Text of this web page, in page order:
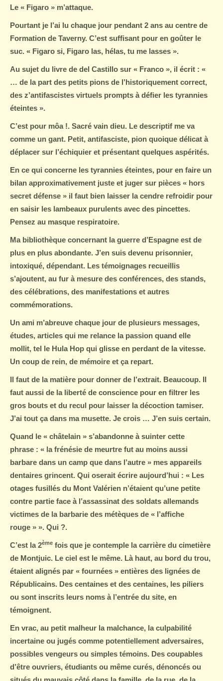
Le « Figaro » m’attaque.
Pourtant je l’ai lu chaque jour pendant 2 ans au centre de
Formation de Taverny. C’est suffisant pour en goûter le
suc. « Figaro si, Figaro las, hélas, tu me lasses ».
Au sujet du livre de del Castillo sur « Franco », il écrit : «
… de la part des petits pions de l’historiquement correct,
des z’antifascistes virtuels prompts à défier les tyrannies
éteintes ».
C’est pour môa !. Sacré vain dieu. Le descriptif me va
comme un gant. Petit, antifasciste, pion quoique délicat à
déplacer sur l’échiquier et présentant quelques aspérités.
En ce qui concerne les tyrannies éteintes, pour en faire un
bilan approximativement juste et juger sur pièces « hors
secret défense » il faut bien laisser la cendre refroidir pour
en saisir les lambeaux purulents avec des pincettes.
Pensez au masque respiratoire.
Ma bibliothèque concernant la guerre d’Espagne est de
plus en plus abondante. J’en suis devenu prisonnier,
intoxiqué, dépendant. Les témoignages recueillis
s’ajoutent, au fur à mesure des conférences, des stands,
des célébrations, des manifestations et autres
commémorations.
Un ami m’abreuve chaque jour de plusieurs messages,
études, articles qui me relance la passion quand elle
mollit, tel le Hula Hop qui glisse en perdant de la vitesse.
Un coup de rein, de mémoire et ça repart.
Il faut de la matière pour donner de l’extrait. Beaucoup. Il
faut aussi de la liberté de conscience pour en filtrer les
gros bouts et du recul pour laisser la décoction tamiser.
J’ai tout ça dans ma musette. Je crois … J’en suis certain.
Quand le « châtelain » s’abandonne à suinter cette
phrase : « la frénésie de meurtre fut au moins aussi
barbare dans un camp que dans l’autre » mes appareils
dentaires grincent. Qui oserait écrire aujourd’hui : « Les
otages fusillés du Mont Valérien n’étaient qu’une petite
contre partie face à l’assassinat des soldats allemands
victimes de la barbarie des métèques de « l’affiche
rouge » ». Qui ?.
C’est la 2ème fois que je contemple la carrière du cimetière
de Montjuic. Le ciel est le même. Là haut, au bord du trou,
étaient alignés par « fournées » entières des lignées de
Républicains. Des centaines et des centaines, les piliers
ou sont inscrits leurs noms à l’entrée du site, en
témoignent.
En vrac, au petit malheur la malchance, la culpabilité
incertaine ou jugés comme potentiellement adversaires,
possibles vengeurs ou simples témoins. Des coupables
d’être ouvriers, étudiants ou même curés, dénoncés ou